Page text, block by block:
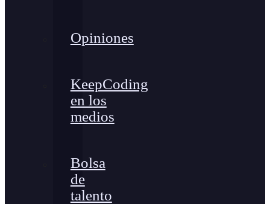
Opiniones
KeepCoding
en los
medios
Bolsa
de
talento